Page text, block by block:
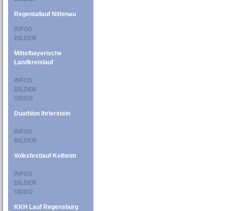
Regentallauf Nittenau
INFOS
BILDER
Mittelbayerische
Landkreislauf
INFOS
BILDER
VIDEO
Duathlon Ihrlerstein
INFOS
BILDER
Volksfestlauf Kelheim
INFOS
BILDER
VIDEO
KKH Lauf Regensburg